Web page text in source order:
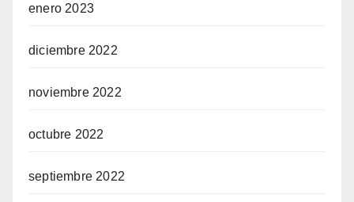
enero 2023
diciembre 2022
noviembre 2022
octubre 2022
septiembre 2022